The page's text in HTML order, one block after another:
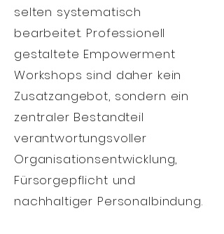
selten systematisch
bearbeitet. Professionell
gestaltete Empowerment
Workshops sind daher kein
Zusatzangebot, sondern ein
zentraler Bestandteil
verantwortungsvoller
Organisationsentwicklung,
Fürsorgepflicht und
nachhaltiger Personalbindung.